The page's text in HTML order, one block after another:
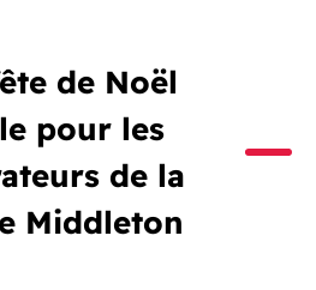
de Noël
pour les
de la
Middleton